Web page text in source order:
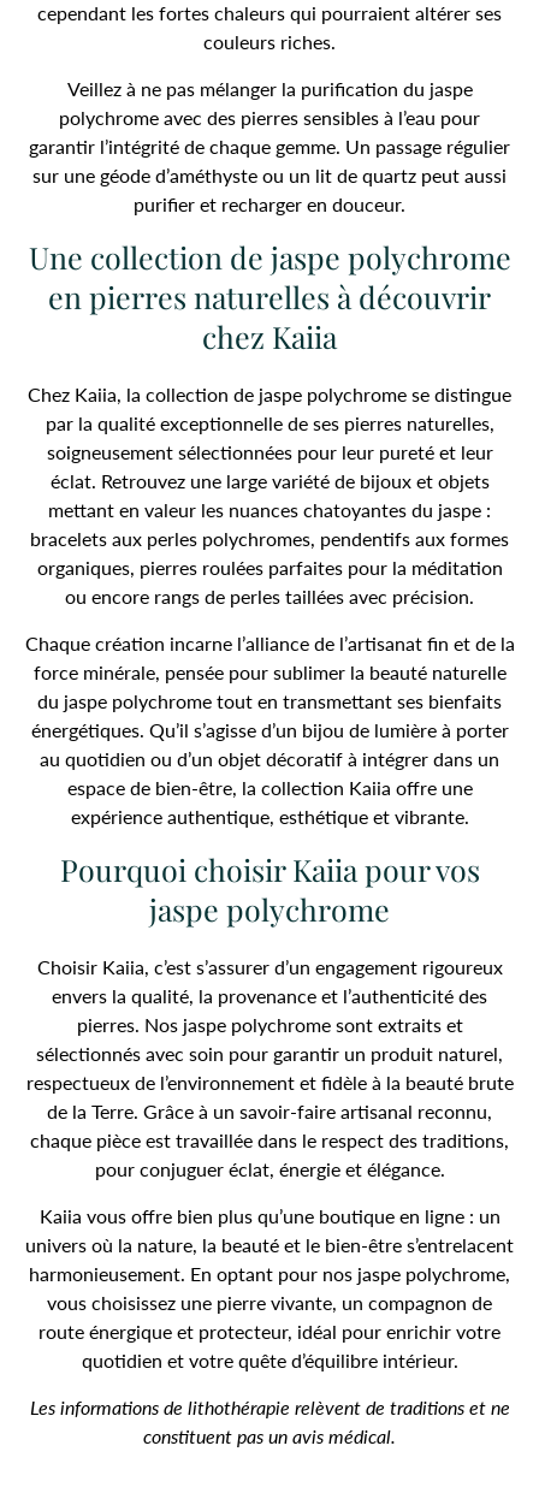
cependant les fortes chaleurs qui pourraient altérer ses
couleurs riches.
Veillez à ne pas mélanger la purification du jaspe
polychrome avec des pierres sensibles à l’eau pour
garantir l’intégrité de chaque gemme. Un passage régulier
sur une géode d’améthyste ou un lit de quartz peut aussi
purifier et recharger en douceur.
Une collection de jaspe polychrome
en pierres naturelles à découvrir
chez Kaiia
Chez Kaiia, la collection de jaspe polychrome se distingue
par la qualité exceptionnelle de ses pierres naturelles,
soigneusement sélectionnées pour leur pureté et leur
éclat. Retrouvez une large variété de bijoux et objets
mettant en valeur les nuances chatoyantes du jaspe :
bracelets aux perles polychromes, pendentifs aux formes
organiques, pierres roulées parfaites pour la méditation
ou encore rangs de perles taillées avec précision.
Chaque création incarne l’alliance de l’artisanat fin et de la
force minérale, pensée pour sublimer la beauté naturelle
du jaspe polychrome tout en transmettant ses bienfaits
énergétiques. Qu’il s’agisse d’un bijou de lumière à porter
au quotidien ou d’un objet décoratif à intégrer dans un
espace de bien-être, la collection Kaiia offre une
expérience authentique, esthétique et vibrante.
Pourquoi choisir Kaiia pour vos
jaspe polychrome
Choisir Kaiia, c’est s’assurer d’un engagement rigoureux
envers la qualité, la provenance et l’authenticité des
pierres. Nos jaspe polychrome sont extraits et
sélectionnés avec soin pour garantir un produit naturel,
respectueux de l’environnement et fidèle à la beauté brute
de la Terre. Grâce à un savoir-faire artisanal reconnu,
chaque pièce est travaillée dans le respect des traditions,
pour conjuguer éclat, énergie et élégance.
Kaiia vous offre bien plus qu’une boutique en ligne : un
univers où la nature, la beauté et le bien-être s’entrelacent
harmonieusement. En optant pour nos jaspe polychrome,
vous choisissez une pierre vivante, un compagnon de
route énergique et protecteur, idéal pour enrichir votre
quotidien et votre quête d’équilibre intérieur.
Les informations de lithothérapie relèvent de traditions et ne
constituent pas un avis médical.